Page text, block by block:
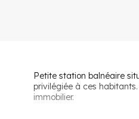
Petite station balnéaire
privilégiée à ces
immobilier.